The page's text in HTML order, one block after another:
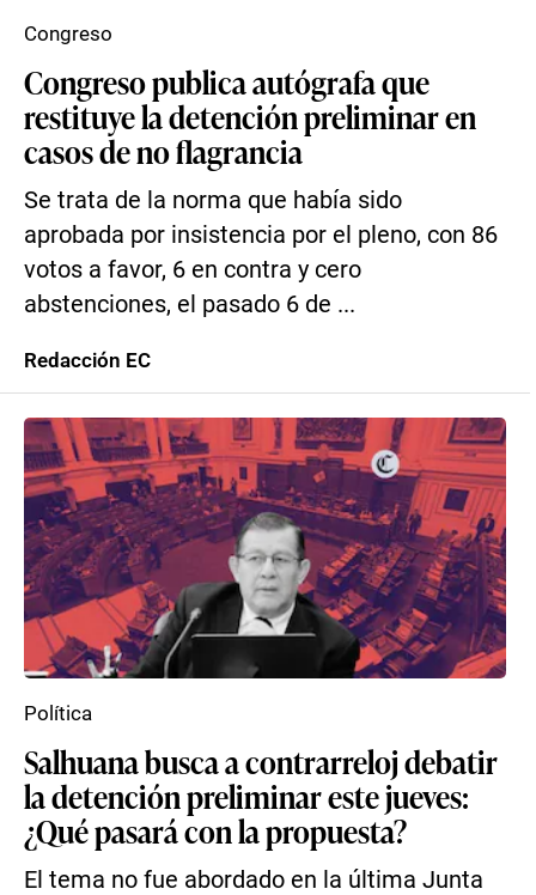
Congreso publica autógrafa que
restituye la detención preliminar en
casos de no flagrancia
Se trata de la norma que había sido
aprobada por insistencia por el pleno, con 86
votos a favor, 6 en contra y cero
abstenciones, el pasado 6 de ...
Congreso
Redacción EC
Salhuana busca a contrarreloj debatir
la detención preliminar este jueves:
¿Qué pasará con la propuesta?
El tema no fue abordado en la última Junta
Política